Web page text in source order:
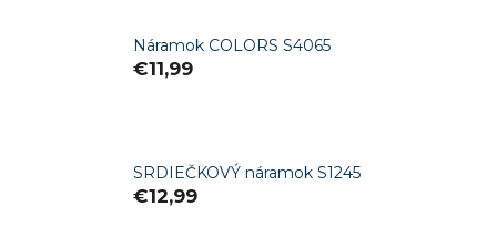
Náramok COLORS S4065
€11,99
SRDIEČKOVÝ náramok S1245
€12,99